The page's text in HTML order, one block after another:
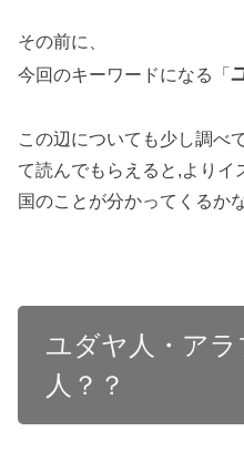
その前に、
今回のキーワードになる「
この辺についても少し調べ
て読んでもらえると,よりイ
国のことが分かってくるか
ユダヤ人・ア
人？？